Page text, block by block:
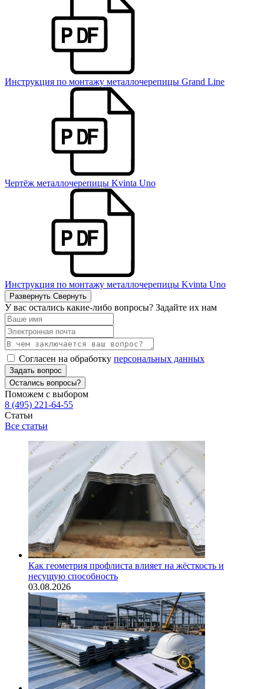
Инструкция по монтажу металлочерепицы Grand Line
Чертёж металлочерепицы Kvinta Uno
Инструкция по монтажу металлочерепицы Kvinta Uno
Развернуть Свернуть
У вас остались какие-либо вопросы? Задайте их нам
Согласен на обработку персональных данных
Задать вопрос
Остались вопросы?
Поможем с выбором
8 (495) 221-64-55
Статьи
Все статьи
Как геометрия профлиста влияет на жёсткость и
несущую способность
03.08.2026